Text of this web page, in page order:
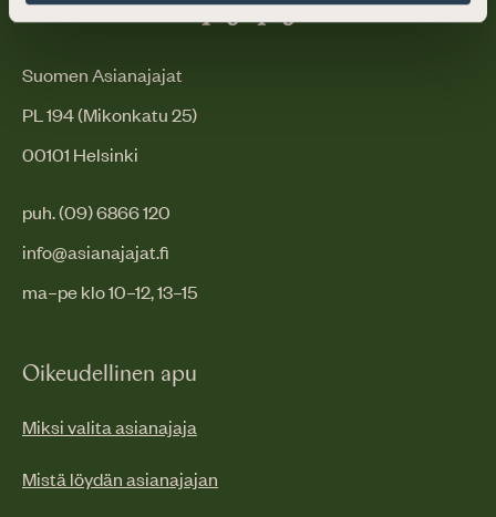
Suomen Asianajajat
PL 194 (Mikonkatu 25)
00101 Helsinki
puh. (09) 6866 120
info@asianajajat.fi
ma–pe klo 10–12, 13–15
Oikeudellinen apu
Miksi valita asianajaja
Mistä löydän asianajajan